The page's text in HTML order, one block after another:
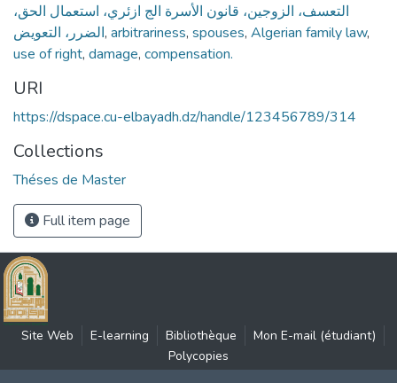
التعسف، الزوجين، قانون الأسرة الج ازئري، استعمال الحق،
الضرر، التعويض, arbitrariness, spouses, Algerian family law,
use of right, damage, compensation.
URI
https://dspace.cu-elbayadh.dz/handle/123456789/314
Collections
Théses de Master
Full item page
Site Web E-learning Bibliothèque
Mon E-mail (étudiant)
Polycopies